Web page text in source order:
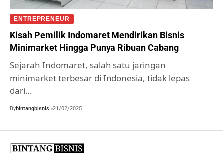
ENTREPRENEUR
Kisah Pemilik Indomaret Mendirikan Bisnis
Minimarket Hingga Punya Ribuan Cabang
Sejarah Indomaret, salah satu jaringan
minimarket terbesar di Indonesia, tidak lepas
dari…
Bybintangbisnis 21/02/2025